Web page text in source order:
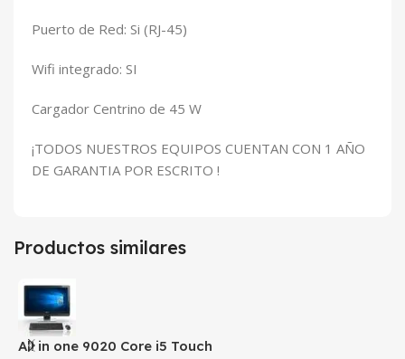
Puerto de Red: Si (RJ-45)
Wifi integrado: SI
Cargador Centrino de 45 W
¡TODOS NUESTROS EQUIPOS CUENTAN CON 1 AÑO
DE GARANTIA POR ESCRITO !
Productos similares
All in one 9020 Core i5 Touch